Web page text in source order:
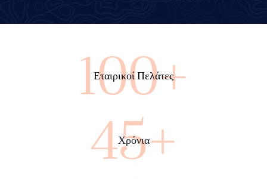
100+
Εταιρικοί Πελάτες
45+
Χρόνια